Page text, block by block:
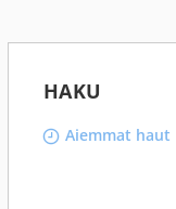
HAKU
Aiemmat haut